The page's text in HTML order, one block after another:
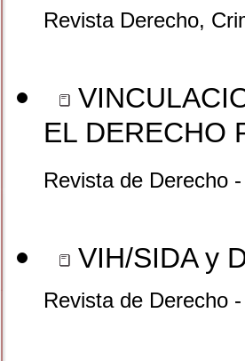
Revista Derecho,
EL DERECHO
Revista de Derecho
VIH/SIDA y
Revista de Derecho